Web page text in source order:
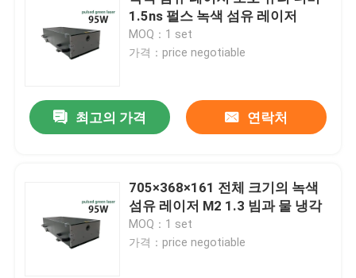
1.5ns 펄스 녹색 섬유 레이저
MOQ：1 set
가격：price negotiable
최고의 가격 연락처
705×368×161 전체 크기의 녹색
섬유 레이저 M2 1.3 빔과 물 냉각
MOQ：1 set
가격：price negotiable